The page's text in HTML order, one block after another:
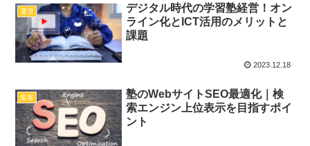
運営
デジタル時代の学習塾経営！オン
ライン化とICT活用のメリットと
課題
2023.12.18
集客
塾のWebサイトSEO最適化｜検
索エンジン上位表示を目指すポイ
ント